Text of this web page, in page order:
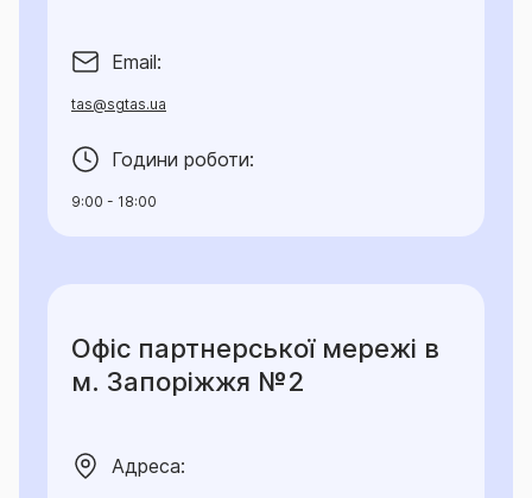
Email:
tas@sgtas.ua
Години роботи:
9:00 - 18:00
Офіс партнерської мережі в
м. Запоріжжя №2
Адреса: